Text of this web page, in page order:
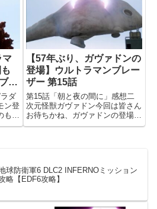
に
神の視点を持つナレーターさんに
よって追加のナレーションが行
わ...
マ
レ
ダ
ン登
もあ
なガ
て
...
【57年ぶり、ガヴァドンの
登場】ウルトラマンブレー
ザー 第15話
第15話「朝と夜の間に」感想二
次元怪獣ガヴァドン今回は皆さん
お待ちかね、ガヴァドンの登場
回！「ウルトラマン」での登場以
ー...
球防衛軍6 DLC2 INFERNOミッション
略【EDF6攻略】